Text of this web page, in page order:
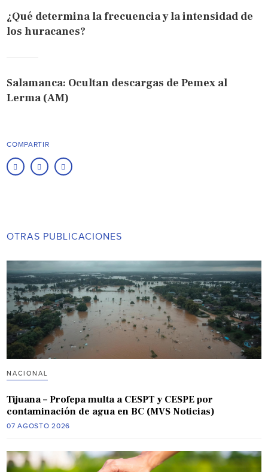
¿Qué determina la frecuencia y la intensidad de
los huracanes?
Salamanca: Ocultan descargas de Pemex al
Lerma (AM)
COMPARTIR
OTRAS PUBLICACIONES
NACIONAL
Tijuana – Profepa multa a CESPT y CESPE por
contaminación de agua en BC (MVS Noticias)
07 AGOSTO 2026